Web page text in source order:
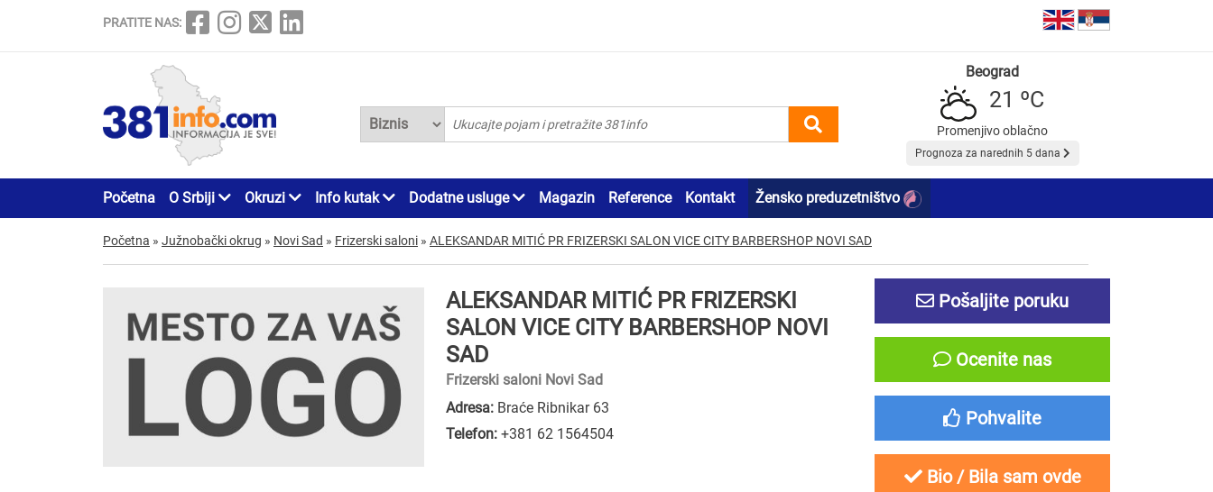
PRATITE NAS:
Beograd
21 ºC
Promenjivo oblačno
Prognoza za narednih 5 dana
Početna O Srbiji Okruzi Info kutak Dodatne usluge Magazin Reference Kontakt Žensko preduzetništvo
Početna » Južnobački okrug » Novi Sad » Frizerski saloni » ALEKSANDAR MITIĆ PR FRIZERSKI SALON VICE CITY BARBERSHOP NOVI SAD
ALEKSANDAR MITIĆ PR FRIZERSKI
SALON VICE CITY BARBERSHOP NOVI
SAD
Frizerski saloni Novi Sad
Adresa: Braće Ribnikar 63
Telefon: +381 62 1564504
Pošaljite poruku
Ocenite nas
Pohvalite
Bio / Bila sam ovde